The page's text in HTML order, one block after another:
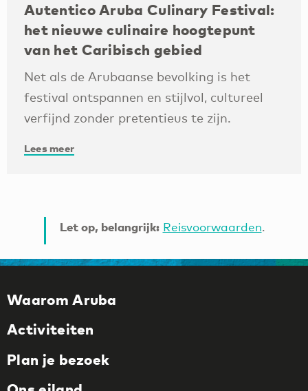
Autentico Aruba Culinary Festival:
het nieuwe culinaire hoogtepunt
van het Caribisch gebied
Net als de Arubaanse bevolking is het
festival ontspannen en stijlvol, cultureel
verfijnd zonder pretentieus te zijn.
Lees meer
Let op, belangrijk: Reisvoorwaarden.
Waarom Aruba
Activiteiten
Plan je bezoek